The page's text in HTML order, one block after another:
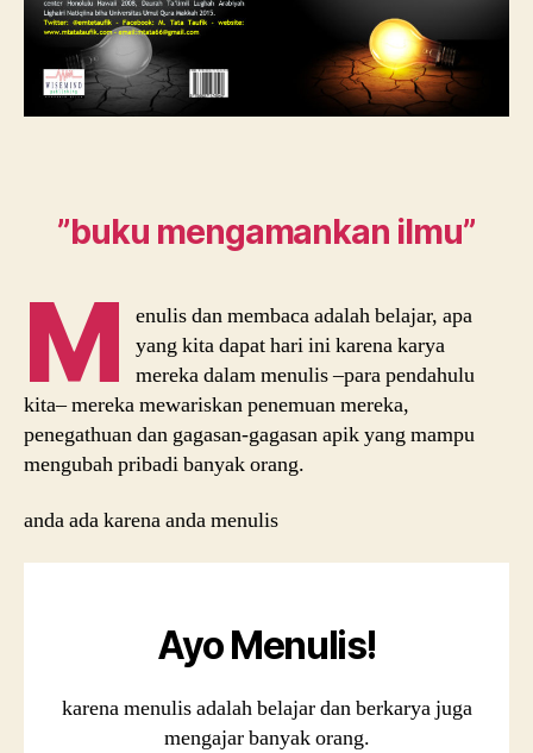
”buku mengamankan ilmu”
m
enulis dan membaca adalah belajar, apa
yang kita dapat hari ini karena karya
mereka dalam menulis –para pendahulu
kita– mereka mewariskan penemuan mereka,
penegathuan dan gagasan-gagasan apik yang mampu
mengubah pribadi banyak orang.
anda ada karena anda menulis
Ayo Menulis!
karena menulis adalah belajar dan berkarya juga
mengajar banyak orang.